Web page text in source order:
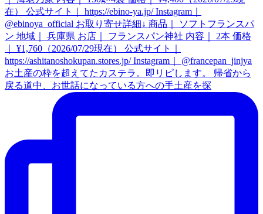
お土産の枠を超えてたカステラ。即リピします。 帰省から
戻る道中、お世話になっている方への手土産を探